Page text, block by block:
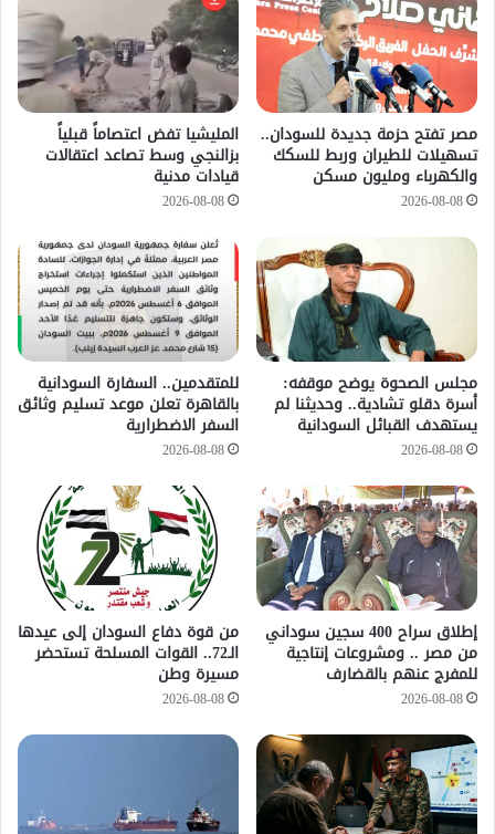
مصر تفتح حزمة جديدة للسودان..
تسهيلات للطيران وربط للسكك
والكهرباء ومليون مسكن
2026-08-08
المليشيا تفض اعتصاماً قبلياً
بزالنجي وسط تصاعد اعتقالات
قيادات مدنية
2026-08-08
مجلس الصحوة يوضح موقفه:
أسرة دقلو تشادية.. وحديثنا لم
يستهدف القبائل السودانية
2026-08-08
للمتقدمين.. السفارة السودانية
بالقاهرة تعلن موعد تسليم وثائق
السفر الاضطرارية
2026-08-08
إطلاق سراح 400 سجين سوداني
من مصر .. ومشروعات إنتاجية
للمفرج عنهم بالقضارف
2026-08-08
من قوة دفاع السودان إلى عيدها
الـ72.. القوات المسلحة تستحضر
مسيرة وطن
2026-08-08